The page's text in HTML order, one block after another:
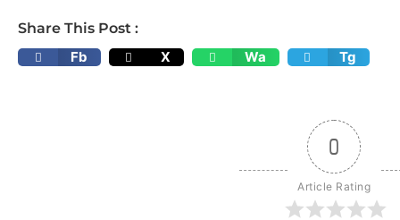
Share This Post :
Fb
X Wa Tg
0
Article Rating